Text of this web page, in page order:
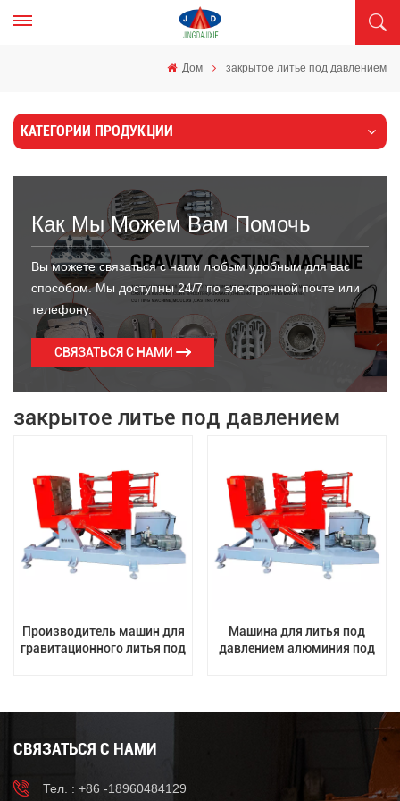
Дом закрытое литье под давлением
КАТЕГОРИИ ПРОДУКЦИИ
Как Мы Можем Вам Помочь
Вы можете связаться с нами любым удобным для вас
способом. Мы доступны 24/7 по электронной почте или
телефону.
СВЯЗАТЬСЯ С НАМИ
закрытое литье под давлением
Производитель машин для
гравитационного литья под
Машина для литья под
давлением алюминия под
СВЯЗАТЬСЯ С НАМИ
Тел. : +86 -18960484129